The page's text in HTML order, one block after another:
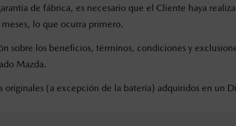
de fábrica, es necesario que el Cliente haya
lo que ocurra primero.
sobre los beneficios, términos, condiciones y
Mazda.
originales (a excepción de la batería) adquiridos en